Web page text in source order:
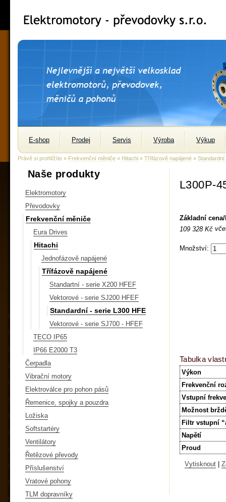
E-shop Prodej Servis Výroba Výkup
Právě si prohlížíte » Frekvenční měniče » Hitachi » Třífázově napájené » Standardní
Naše produkty
Elektromotory
Převodovky
Frekvenční měniče
Eura Drives
Hitachi
Jednofázově napájené
Třífázově napájené
Standartní - serie X200 HFEF
Vektorové - serie SJ200 HFEF
Standardní - serie L300 HFE
Vektorové - serie SJ700 - HFEF
TECO IP65
IP66 E2000 T3
Čerpadla
Vibrační motory
Elektroválce pro pohon pásů
Řemenice, spojky a pouzdra
Ložiska
Softstartéry
Ventilátory
Řetězové převody
Příslušenství
Vratové pohony
TLM dopravníky
L300P-
Základní
109 328 Kč
Množství:
Tabulka
Výkon
Frekvenční
Vstupní
Možnost
Filtr vstupní
Napětí
Proud
Vytisknout